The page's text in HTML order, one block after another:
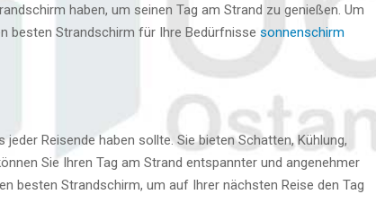
haben, um seinen Tag am Strand zu genießen. Um
besten Strandschirm für Ihre Bedürfnisse sonnenschirm
Reisende haben sollte. Sie bieten Schatten, Kühlung,
Sie Ihren Tag am Strand entspannter und angenehmer
besten Strandschirm, um auf Ihrer nächsten Reise den Tag